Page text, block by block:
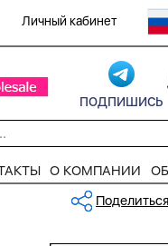
Личный кабинет
подпишись
О КОМПАНИИ